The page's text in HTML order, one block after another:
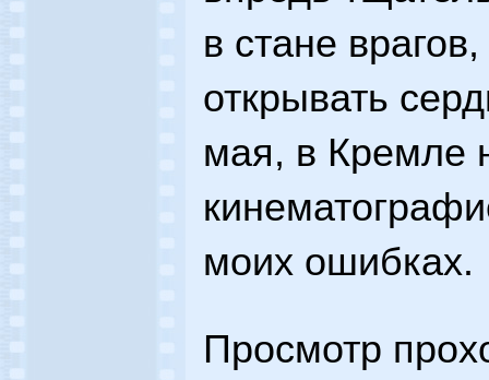
в стане
открывать
мая, в Кремле
моих ошибках.
Просмотр